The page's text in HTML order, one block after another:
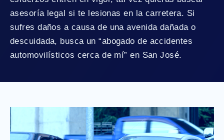
asesoría legal si te lesionas en la carretera. Si
sufres daños a causa de una avenida dañada o
descuidada, busca un “abogado de accidentes
automovilísticos cerca de mí” en San José.